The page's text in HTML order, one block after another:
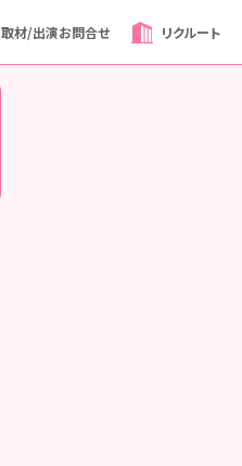
取材/出演お問合せ リクルート